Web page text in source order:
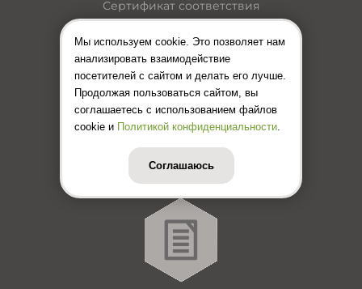
Сертификат соответствия
Каталог кабельные лотки
Каталог лестничные лотки
Каталог кабельные короба
Каталог несущие конструкции
Инструкция по монтажу лотков
Цены (Прайс-лист)
Мы используем cookie. Это позволяет нам
анализировать взаимодействие
посетителей с сайтом и делать его лучше.
Продолжая пользоваться сайтом, вы
соглашаетесь с использованием файлов
cookie и Политикой конфиденциальности.
Соглашаюсь